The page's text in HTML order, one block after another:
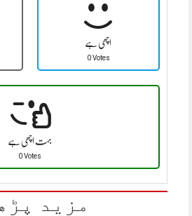
اچھی ہے
0 Votes
بہت اچھی ہے
0 Votes
مزید